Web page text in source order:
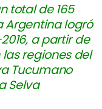
total de 165
Argentina logró
a partir de
las regiones del
Tucumano
Selva